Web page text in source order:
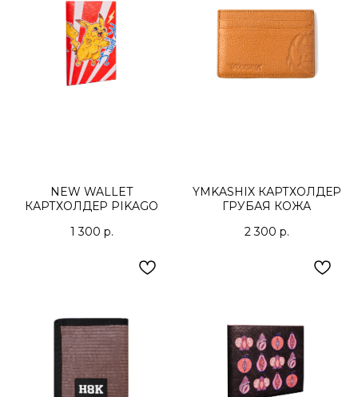
NEW WALLET
КАРТХОЛДЕР PIKAGO
1 300 р.
YMKASHIX КАРТХОЛДЕР
ГРУБАЯ КОЖА
2 300 р.